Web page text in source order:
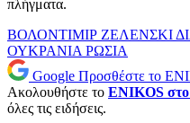
πλήγματα.
ΒΟΛΟΝΤΙΜΙΡ ΖΕΛΕΝΣΚΙ
ΟΥΚΡΑΝΙΑ ΡΩΣΙΑ
Google Προσθέστε το
Ακολουθήστε το ENIKOS
όλες τις ειδήσεις.